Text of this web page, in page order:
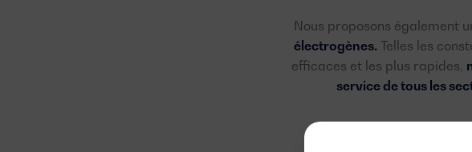
Nous proposons également
électrogènes. Telles les
efficaces et les plus rapides,
service de tous les